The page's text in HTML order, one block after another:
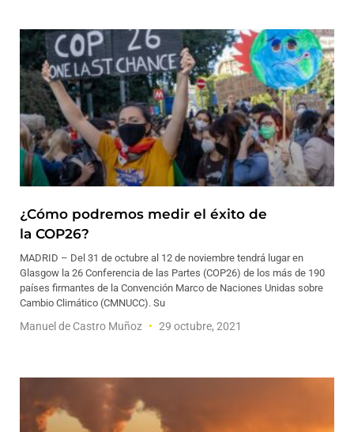
¿Cómo podremos medir el éxito de
la COP26?
MADRID – Del 31 de octubre al 12 de noviembre tendrá lugar en
Glasgow la 26 Conferencia de las Partes (COP26) de los más de 190
países firmantes de la Convención Marco de Naciones Unidas sobre
Cambio Climático (CMNUCC). Su
Manuel de Castro Muñoz 29 octubre, 2021